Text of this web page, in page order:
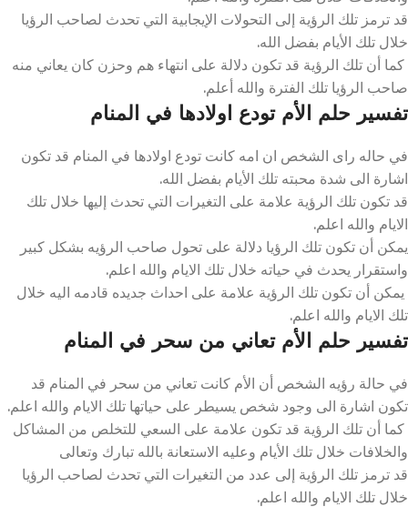
قد ترمز تلك الرؤية إلى التحولات الإيجابية التي تحدث لصاحب الرؤيا
خلال تلك الأيام بفضل الله.
كما أن تلك الرؤية قد تكون دلالة على انتهاء هم وحزن كان يعاني منه
صاحب الرؤيا تلك الفترة والله أعلم.
تفسير حلم الأم تودع اولادها في المنام
في حاله راى الشخص ان امه كانت تودع اولادها في المنام قد تكون
اشارة الى شدة محبته تلك الأيام بفضل الله.
قد تكون تلك الرؤية علامة على التغيرات التي تحدث إليها خلال تلك
الايام والله اعلم.
يمكن أن تكون تلك الرؤيا دلالة على تحول صاحب الرؤيه بشكل كبير
واستقرار يحدث في حياته خلال تلك الايام والله اعلم.
يمكن أن تكون تلك الرؤية علامة على احداث جديده قادمه اليه خلال
تلك الايام والله اعلم.
تفسير حلم الأم تعاني من سحر في المنام
في حالة رؤيه الشخص أن الأم كانت تعاني من سحر في المنام قد
تكون اشارة الى وجود شخص يسيطر على حياتها تلك الايام والله اعلم.
كما أن تلك الرؤية قد تكون علامة على السعي للتخلص من المشاكل
والخلافات خلال تلك الأيام وعليه الاستعانة بالله تبارك وتعالى
قد ترمز تلك الرؤية إلى عدد من التغيرات التي تحدث لصاحب الرؤيا
خلال تلك الايام والله اعلم.